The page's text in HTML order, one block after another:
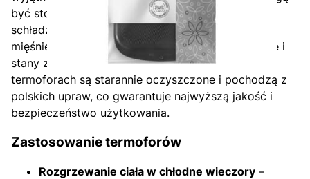
być stosowane zarówno do ogrzewania, jak i
schładzania miejsc dolegliwości. Ciepło rozluźnia
mięśnie i łagodzi bóle, a chłód redukuje opuchliznę i
stany zapalne. Co istotne, pestki wiśni użyte w
termoforach są starannie oczyszczone i pochodzą z
polskich upraw, co gwarantuje najwyższą jakość i
bezpieczeństwo użytkowania.
Zastosowanie termoforów
Rozgrzewanie ciała w chłodne wieczory –